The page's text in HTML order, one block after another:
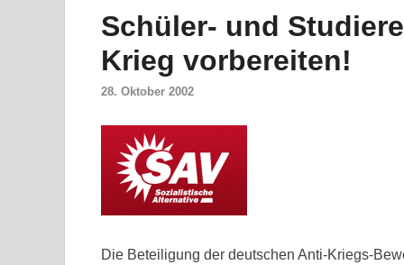
Schüler- und
Krieg vorbereiten!
28. Oktober 2002
Die Beteiligung der deutschen Anti-Kriegs-